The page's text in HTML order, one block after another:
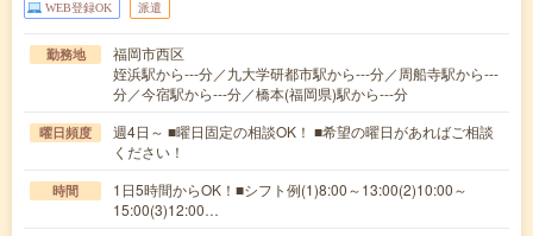
WEB登録OK 派遣
勤務地
福岡市西区
姪浜駅から---分／九大学研都市駅から---分／周船寺駅から---
分／今宿駅から---分／橋本(福岡県)駅から---分
曜日頻度
週4日～ ■曜日固定の相談OK！ ■希望の曜日があればご相談
ください！
時間
1日5時間からOK！■シフト例(1)8:00～13:00(2)10:00～
15:00(3)12:00…